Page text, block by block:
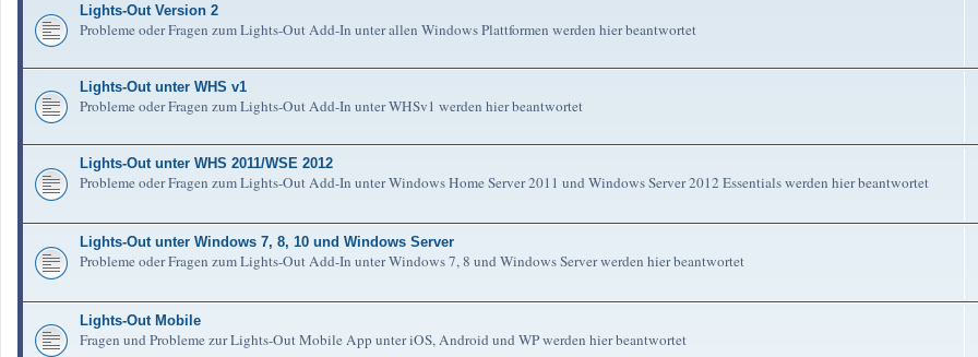
Lights-Out Version 2
Probleme oder Fragen zum Lights-Out Add-In unter allen Windows Plattformen werden hier beantwortet
Lights-Out unter WHS v1
Probleme oder Fragen zum Lights-Out Add-In unter WHSv1 werden hier beantwortet
Lights-Out unter WHS 2011/WSE 2012
Probleme oder Fragen zum Lights-Out Add-In unter Windows Home Server 2011 und Windows Server 2012 Essentials werden hier beantwortet
Lights-Out unter Windows 7, 8, 10 und Windows Server
Probleme oder Fragen zum Lights-Out Add-In unter Windows 7, 8 und Windows Server werden hier beantwortet
Lights-Out Mobile
Fragen und Probleme zur Lights-Out Mobile App unter iOS, Android und WP werden hier beantwortet